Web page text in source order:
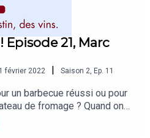
Episode 21, Marc
février 2022 | Saison 2 Ep. 11
un barbecue réussi ou pour
de fromage ? Quand on
forcément de bons conseils
cuisines de Marcore, son